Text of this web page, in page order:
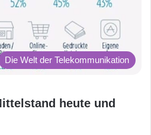
Die Welt der Telekommunikation
heute und